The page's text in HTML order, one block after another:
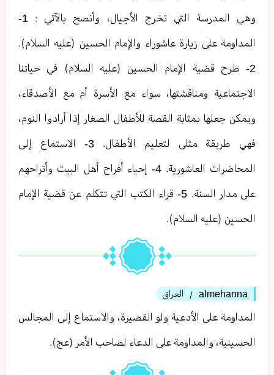
وهي المدرسة التي تخرج الأجيال، وأنصح بالآتي : 1-
المداومة على زيارة عاشوراء والإمام الحسين (عليه السلام).
2- طرح قضية الإمام الحسين (عليه السلام) في حياتنا
الاجتماعية ومناقشتها، سواء مع الأسرة أم مع الأصدقاء،
ويمكن جعلها بمثابة القصة للأطفال الصغار إذا أرادوا النوم،
فهي طريقة مثلى لتعليم الأطفال. 3- الاستماع إلى
المحاضرات العاشورية. 4- إحياء أفراح أهل البيت وأتراحهم
على مدار السنة. 5- قراء الكتب التي تتكلم عن قضية الإمام
الحسين (عليه السلام).
almehanna
/ العراق
المداومة على الأدعية ولو القصيرة، والاستماع إلى المجالس
الحسينية، والمداومة على الدعاء لصاحب الأمر (عج).